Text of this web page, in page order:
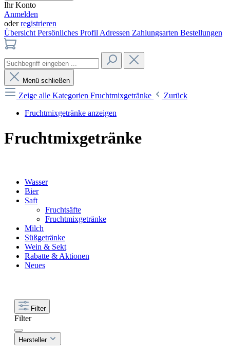
Ihr Konto
Anmelden
oderregistrieren
Übersicht Persönliches Profil Adressen Zahlungsarten Bestellungen
Menü schließen
Zeige alle Kategorien Fruchtmixgetränke
Zurück
Fruchtmixgetränke anzeigen
Fruchtmixgetränke
Wasser
Bier
Saft
Fruchtsäfte
Fruchtmixgetränke
Milch
Süßgetränke
Wein & Sekt
Rabatte & Aktionen
Neues
Filter
Filter
Hersteller